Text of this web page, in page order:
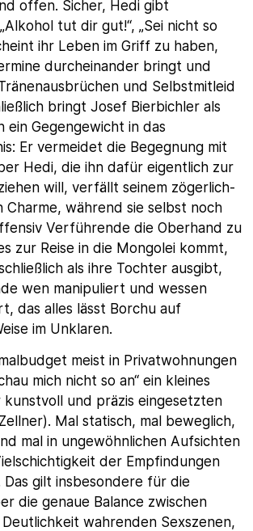
offen. Sicher, Hedi gibt
tut dir gut!“, „Sei nicht so
ihr Leben im Griff zu haben,
durcheinander bringt und
und Selbstmitleid
bringt Josef Bierbichler als
ein Gegengewicht in das
Er vermeidet die Begegnung mit
Hedi, die ihn dafür eigentlich zur
will, verfällt seinem zögerlich-
Charme, während sie selbst noch
Verführende die Oberhand zu
zur Reise in die Mongolei kommt,
als ihre Tochter ausgibt,
wen manipuliert und wessen
das alles lässt Borchu auf
im Unklaren.
meist in Privatwohnungen
mich nicht so an“ ein kleines
und präzis eingesetzten
Mal statisch, mal beweglich,
mal in ungewöhnlichen Aufsichten
der Empfindungen
gilt insbesondere für die
die genaue Balance zwischen
wahrenden Sexszenen,